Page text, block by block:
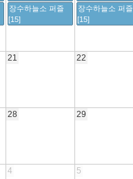
21 22
28 29
4 5
장수하늘소 퍼즐
[15]
장수하늘소 퍼즐
[15]